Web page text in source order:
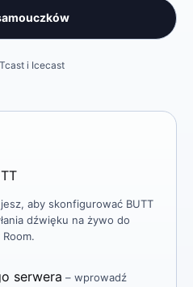
i Icecast
aby skonfigurować BUTT
dźwięku na żywo do
serwera – wprowadź